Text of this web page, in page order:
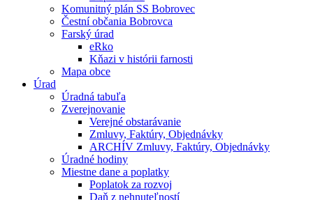
Komunitný plán SS Bobrovec
Čestní občania Bobrovca
Farský úrad
eRko
Kňazi v histórii farnosti
Mapa obce
Úrad
Úradná tabuľa
Zverejnovanie
Verejné obstarávanie
Zmluvy, Faktúry, Objednávky
ARCHÍV Zmluvy, Faktúry, Objednávky
Úradné hodiny
Miestne dane a poplatky
Poplatok za rozvoj
Daň z nehnuteľností